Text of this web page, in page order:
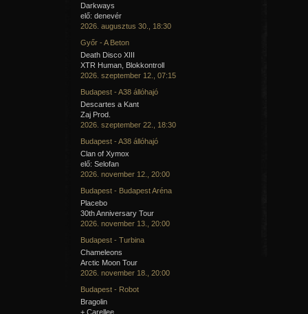
Darkways
elő: denevér
2026. augusztus 30., 18:30
Győr - A Beton
Death Disco XIII
XTR Human, Blokkontroll
2026. szeptember 12., 07:15
Budapest - A38 állóhajó
Descartes a Kant
Zaj Prod.
2026. szeptember 22., 18:30
Budapest - A38 állóhajó
Clan of Xymox
elő: Selofan
2026. november 12., 20:00
Budapest - Budapest Aréna
Placebo
30th Anniversary Tour
2026. november 13., 20:00
Budapest - Turbina
Chameleons
Arctic Moon Tour
2026. november 18., 20:00
Budapest - Robot
Bragolin
+ Carellee